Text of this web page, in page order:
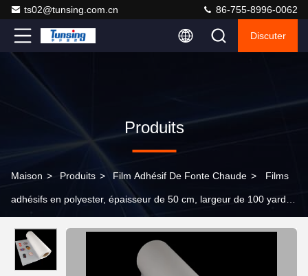
ts02@tunsing.com.cn 86-755-8996-0062
Discuter
Produits
Maison > Produits > Film Adhésif De Fonte Chaude > Films
adhésifs en polyester, épaisseur de 50 cm, largeur de 100 yards